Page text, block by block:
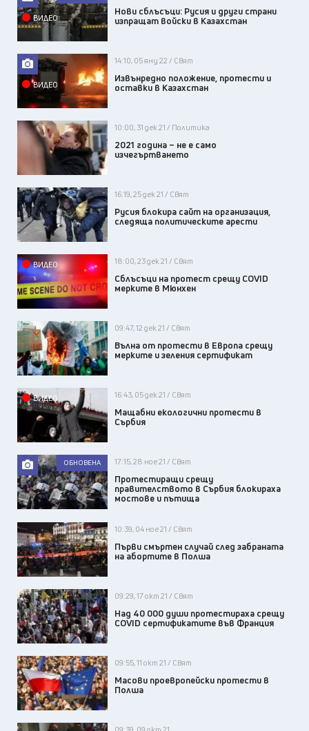
ВИДЕО
Нови сблъсъци: Русия и други страни
изпращат войски в Казахстан
ВИДЕО
14:10, 05 яну 22 / Свят
Извънредно положение, протести и
оставки в Казахстан
10:00, 31 дек 21 / Политика
2021 година – не е само
изчегъртването
16:19, 25 дек 21 / Свят
Русия блокира сайт на организация,
следяща политическите арести
ВИДЕО 18:00, 23 дек 21 / Свят
Сблъсъци на протест срещу COVID
мерките в Мюнхен
09:47, 12 дек 21 / Свят
Вълна от протести в Европа срещу
мерките и зеления сертификат
ВИДЕО 16:43, 05 дек 21 / Свят
Мащабни екологични протести в
Сърбия
ОБНОВЕНА 17:15, 28 ное 21 / Свят
Протестиращи срещу
правителството в Сърбия блокираха
мостове и пътища
10:39, 04 ное 21 / Свят
Първи смъртен случай след забраната
на абортите в Полша
09:29, 17 окт 21 / Свят
Над 40 000 души протестираха срещу
COVID сертификатите във Франция
09:55, 11 окт 21 / Свят
Масови проевропейски протести в
Полша